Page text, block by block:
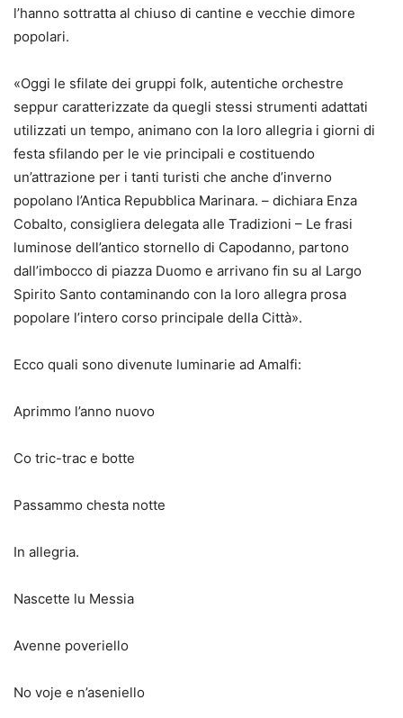
l’hanno sottratta al chiuso di cantine e vecchie dimore
popolari.
«Oggi le sfilate dei gruppi folk, autentiche orchestre
seppur caratterizzate da quegli stessi strumenti adattati
utilizzati un tempo, animano con la loro allegria i giorni di
festa sfilando per le vie principali e costituendo
un’attrazione per i tanti turisti che anche d’inverno
popolano l’Antica Repubblica Marinara. – dichiara Enza
Cobalto, consigliera delegata alle Tradizioni – Le frasi
luminose dell’antico stornello di Capodanno, partono
dall’imbocco di piazza Duomo e arrivano fin su al Largo
Spirito Santo contaminando con la loro allegra prosa
popolare l’intero corso principale della Città».
Ecco quali sono divenute luminarie ad Amalfi:
Aprimmo l’anno nuovo
Co tric-trac e botte
Passammo chesta notte
In allegria.
Nascette lu Messia
Avenne poveriello
No voje e n’aseniello